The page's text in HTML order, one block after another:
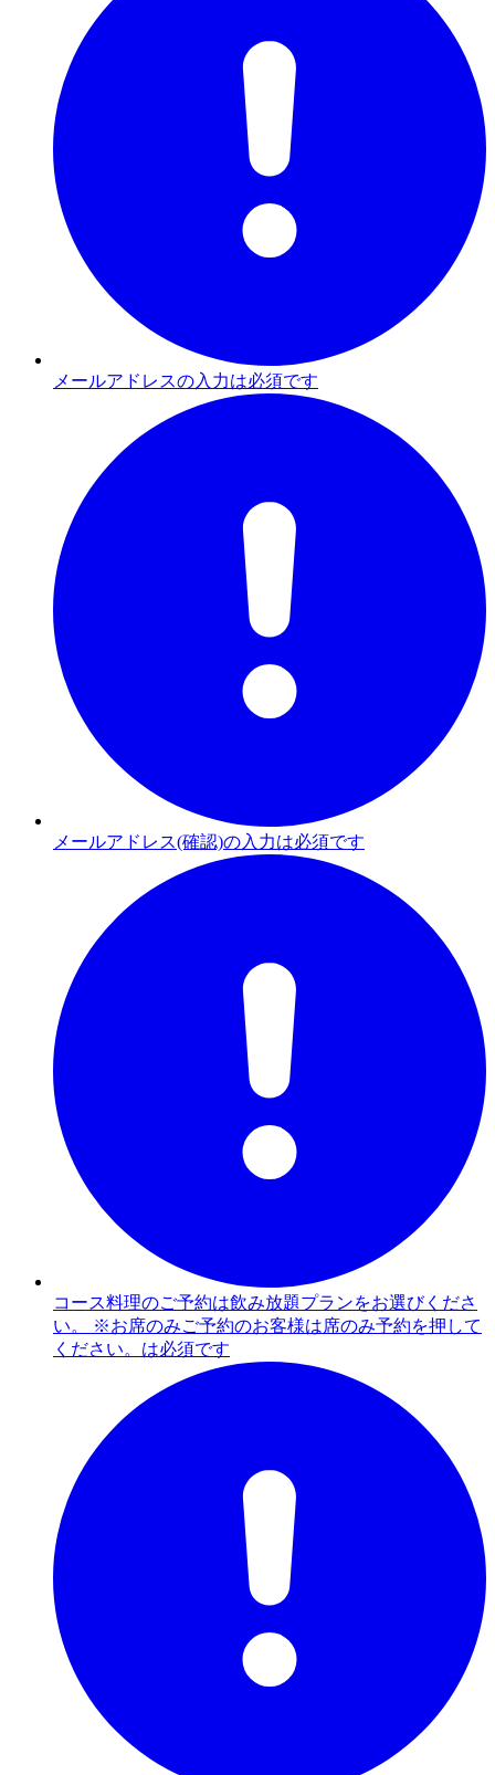
メールアドレスの入力は必須です
メールアドレス(確認)の入力は必須です
コース料理のご予約は飲み放題プランをお選びくださ
い。 ※お席のみご予約のお客様は席のみ予約を押して
ください。は必須です